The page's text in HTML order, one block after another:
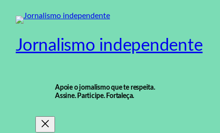
para
conteúdo
Jornalismo independente
Apoie o jornalismo que te respeita.
Assine. Participe. Fortaleça.